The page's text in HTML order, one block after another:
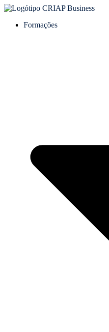
Formações